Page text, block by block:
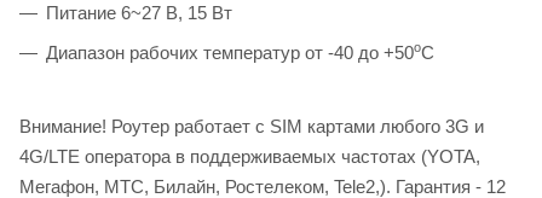
Питание 6~27 В, 15 Вт
Диапазон рабочих температур от -40 до +50оС
Внимание! Роутер работает с SIM картами любого 3G и
4G/LTE оператора в поддерживаемых частотах (YOTA,
Мегафон, МТС, Билайн, Ростелеком, Tele2,). Гарантия - 12